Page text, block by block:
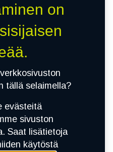
on
tällä selaimella?
evästeitä
sivuston
Saat lisätietoja
käytöstä